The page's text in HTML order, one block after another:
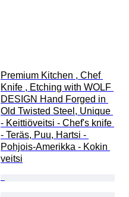
Premium Kitchen , Chef
Knife , Etching with WOLF
DESIGN Hand Forged in
Old Twisted Steel, Unique
- Keittiöveitsi - Chef's knife
- Teräs, Puu, Hartsi -
Pohjois-Amerikka - Kokin
veitsi